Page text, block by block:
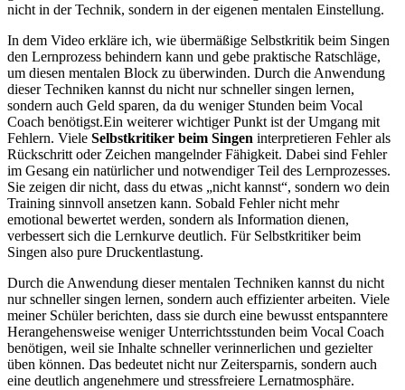
nicht in der Technik, sondern in der eigenen mentalen Einstellung.​
In dem Video erkläre ich, wie übermäßige Selbstkritik beim Singen
den Lernprozess behindern kann und gebe praktische Ratschläge,
um diesen mentalen Block zu überwinden. Durch die Anwendung
dieser Techniken kannst du nicht nur schneller singen lernen,
sondern auch Geld sparen, da du weniger Stunden beim Vocal
Coach benötigst.​Ein weiterer wichtiger Punkt ist der Umgang mit
Fehlern. Viele Selbstkritiker beim Singen interpretieren Fehler als
Rückschritt oder Zeichen mangelnder Fähigkeit. Dabei sind Fehler
im Gesang ein natürlicher und notwendiger Teil des Lernprozesses.
Sie zeigen dir nicht, dass du etwas „nicht kannst“, sondern wo dein
Training sinnvoll ansetzen kann. Sobald Fehler nicht mehr
emotional bewertet werden, sondern als Information dienen,
verbessert sich die Lernkurve deutlich. Für Selbstkritiker beim
Singen also pure Druckentlastung.
Durch die Anwendung dieser mentalen Techniken kannst du nicht
nur schneller singen lernen, sondern auch effizienter arbeiten. Viele
meiner Schüler berichten, dass sie durch eine bewusst entspanntere
Herangehensweise weniger Unterrichtsstunden beim Vocal Coach
benötigen, weil sie Inhalte schneller verinnerlichen und gezielter
üben können. Das bedeutet nicht nur Zeitersparnis, sondern auch
eine deutlich angenehmere und stressfreiere Lernatmosphäre.